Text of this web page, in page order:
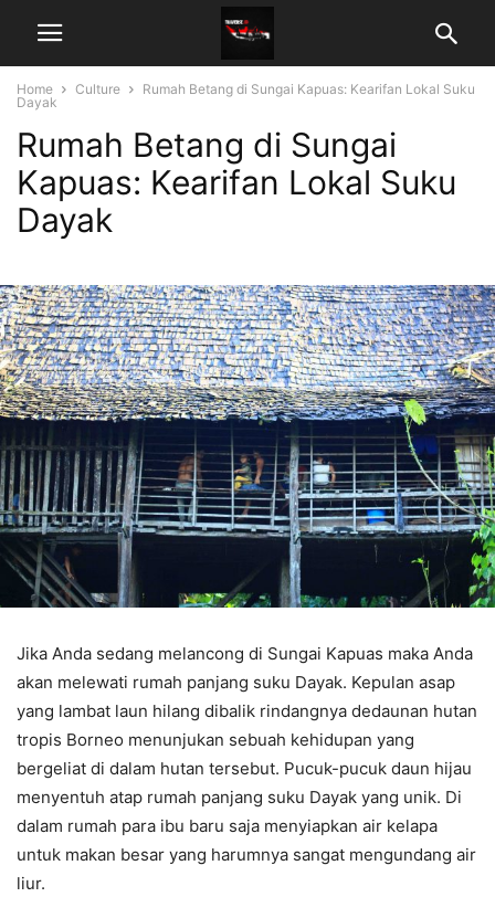
Home Culture
Rumah Betang di Sungai Kapuas: Kearifan Lokal Suku
Dayak
Rumah Betang di Sungai
Kapuas: Kearifan Lokal Suku
Dayak
Jika Anda sedang melancong di Sungai Kapuas maka Anda
akan melewati rumah panjang suku Dayak. Kepulan asap
yang lambat laun hilang dibalik rindangnya dedaunan hutan
tropis Borneo menunjukan sebuah kehidupan yang
bergeliat di dalam hutan tersebut. Pucuk-pucuk daun hijau
menyentuh atap rumah panjang suku Dayak yang unik. Di
dalam rumah para ibu baru saja menyiapkan air kelapa
untuk makan besar yang harumnya sangat mengundang air
liur.